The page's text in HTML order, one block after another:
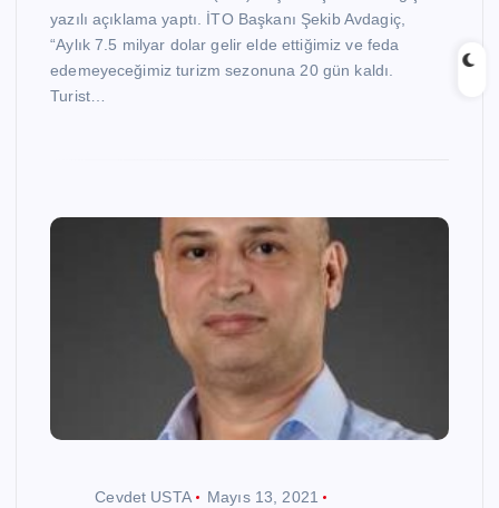
yazılı açıklama yaptı. İTO Başkanı Şekib Avdagiç,
“Aylık 7.5 milyar dolar gelir elde ettiğimiz ve feda
edemeyeceğimiz turizm sezonuna 20 gün kaldı.
Turist…
Cevdet USTA
Mayıs 13, 2021